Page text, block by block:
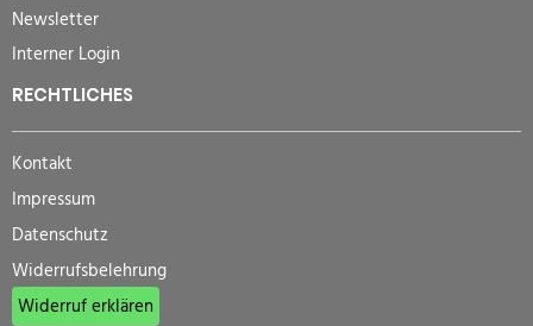
Newsletter
Interner Login
RECHTLICHES
Kontakt
Impressum
Datenschutz
Widerrufsbelehrung
Widerruf erklären